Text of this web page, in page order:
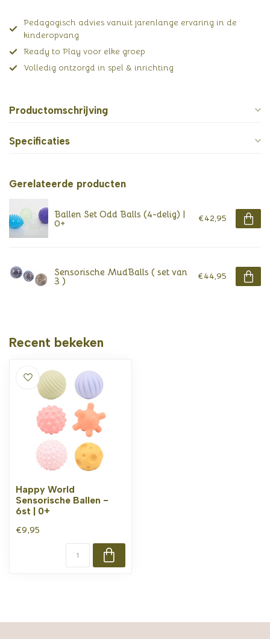
Pedagogisch advies vanuit jarenlange ervaring in de
kinderopvang
Ready to Play voor elke groep
Volledig ontzorgd in spel & inrichting
Productomschrijving
Specificaties
Gerelateerde producten
Ballen Set Odd Balls (4-delig) |
0+ €42,95
Sensorische MudBalls ( set van
3 ) €44,95
Recent bekeken
Happy World
Sensorische Ballen -
6st | 0+
€9,95